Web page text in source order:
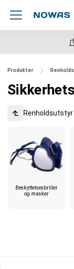
Produkter
Renholdsutstyr
Beskyttelsesbriller
og masker